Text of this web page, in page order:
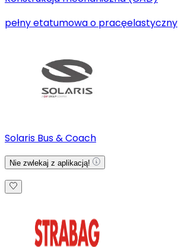
pełny etatumowa o pracęelastyczny
Solaris Bus & Coach
Nie zwlekaj z aplikacją!